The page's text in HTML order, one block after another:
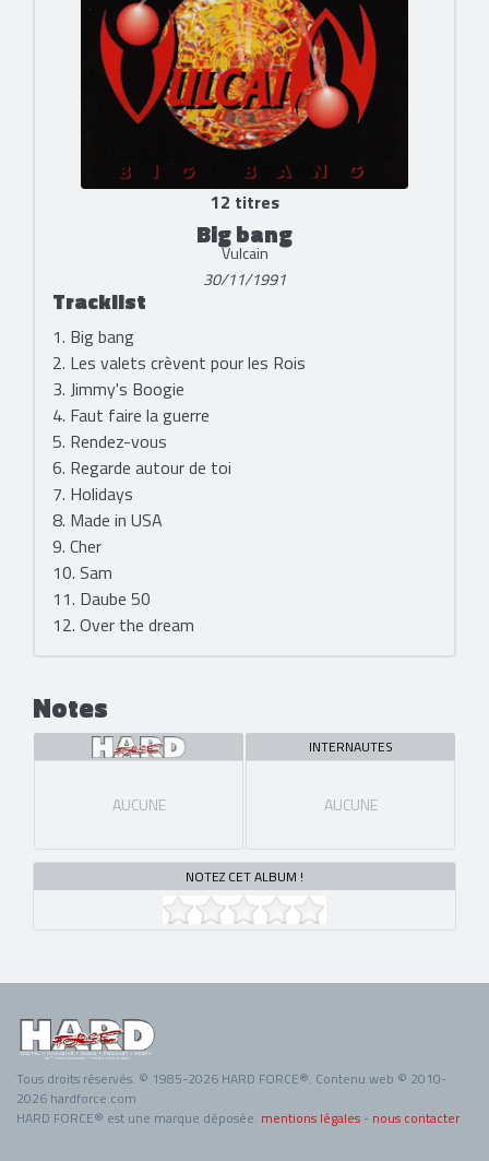
12 titres
Big bang
Vulcain
30/11/1991
Tracklist
1. Big bang
2. Les valets crèvent pour les Rois
3. Jimmy's Boogie
4. Faut faire la guerre
5. Rendez-vous
6. Regarde autour de toi
7. Holidays
8. Made in USA
9. Cher
10. Sam
11. Daube 50
12. Over the dream
Notes
AUCUNE
INTERNAUTES
AUCUNE
NOTEZ CET ALBUM !
Tous droits réservés. © 1985-2026 HARD FORCE®. Contenu web © 2010-
2026 hardforce.com
HARD FORCE® est une marque déposée. mentions légales - nous contacter